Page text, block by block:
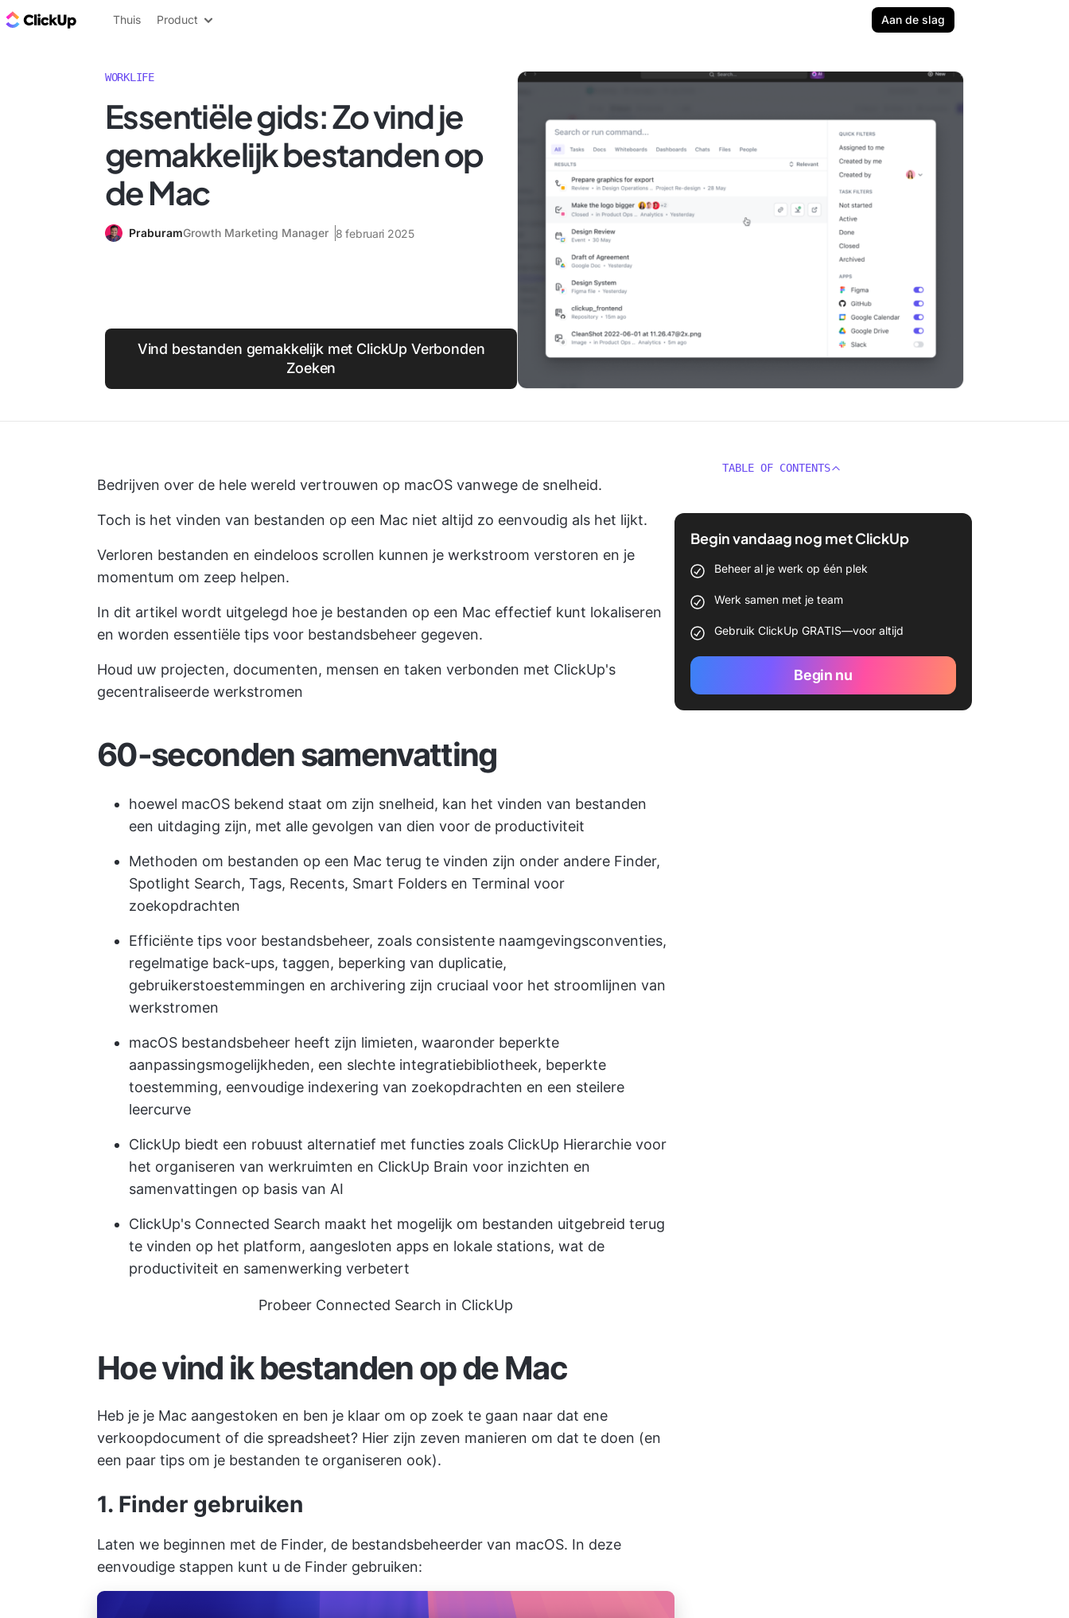
ClickUp Blog
Thuis Product Aan de slag
WORKLIFE
Essentiële gids: Zo vind je
gemakkelijk bestanden op
de Mac
PraburamGrowth Marketing Manager 8 februari 2025
Vind bestanden gemakkelijk met ClickUp Verbonden
Zoeken
Bedrijven over de hele wereld vertrouwen op macOS vanwege de snelheid.
Toch is het vinden van bestanden op een Mac niet altijd zo eenvoudig als het lijkt.
Verloren bestanden en eindeloos scrollen kunnen je werkstroom verstoren en je
momentum om zeep helpen.
In dit artikel wordt uitgelegd hoe je bestanden op een Mac effectief kunt lokaliseren
en worden essentiële tips voor bestandsbeheer gegeven.
Houd uw projecten, documenten, mensen en taken verbonden met ClickUp's
gecentraliseerde werkstromen
60-seconden samenvatting
hoewel macOS bekend staat om zijn snelheid, kan het vinden van bestanden
een uitdaging zijn, met alle gevolgen van dien voor de productiviteit
Methoden om bestanden op een Mac terug te vinden zijn onder andere Finder,
Spotlight Search, Tags, Recents, Smart Folders en Terminal voor
zoekopdrachten
Efficiënte tips voor bestandsbeheer, zoals consistente naamgevingsconventies,
regelmatige back-ups, taggen, beperking van duplicatie,
gebruikerstoestemmingen en archivering zijn cruciaal voor het stroomlijnen van
werkstromen
macOS bestandsbeheer heeft zijn limieten, waaronder beperkte
aanpassingsmogelijkheden, een slechte integratiebibliotheek, beperkte
toestemming, eenvoudige indexering van zoekopdrachten en een steilere
leercurve
ClickUp biedt een robuust alternatief met functies zoals ClickUp Hierarchie voor
het organiseren van werkruimten en ClickUp Brain voor inzichten en
samenvattingen op basis van AI
ClickUp's Connected Search maakt het mogelijk om bestanden uitgebreid terug
te vinden op het platform, aangesloten apps en lokale stations, wat de
productiviteit en samenwerking verbetert
Probeer Connected Search in ClickUp
Hoe vind ik bestanden op de Mac
Heb je je Mac aangestoken en ben je klaar om op zoek te gaan naar dat ene
verkoopdocument of die spreadsheet? Hier zijn zeven manieren om dat te doen (en
een paar tips om je bestanden te organiseren ook).
1. Finder gebruiken
Laten we beginnen met de Finder, de bestandsbeheerder van macOS. In deze
eenvoudige stappen kunt u de Finder gebruiken:
TABLE OF CONTENTS
Begin vandaag nog met ClickUp
Beheer al je werk op één plek
Werk samen met je team
Gebruik ClickUp GRATIS—voor altijd
Begin nu